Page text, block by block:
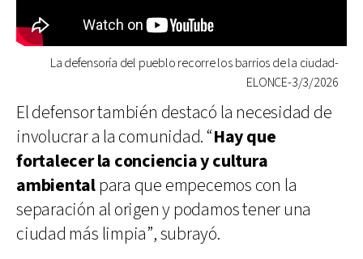
La defensoría del pueblo recorre los barrios de la ciudad-
ELONCE-3/3/2026
El defensor también destacó la necesidad de
involucrar a la comunidad. “Hay que
fortalecer la conciencia y cultura
ambientalpara que empecemos con la
separación al origen y podamos tener una
ciudad más limpia”, subrayó.